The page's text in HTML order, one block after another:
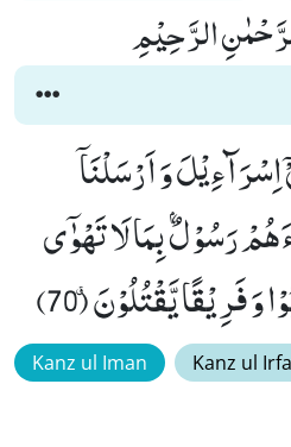
الرَّحِیْمِ
وَ اَرْسَلْنَاۤ
رَسُوْلٌۢ بِمَا لَا تَهْوٰۤى
فَرِیْقًا یَّقْتُلُوْنَۗ (70)
Kanz ul Iman Kanz ul